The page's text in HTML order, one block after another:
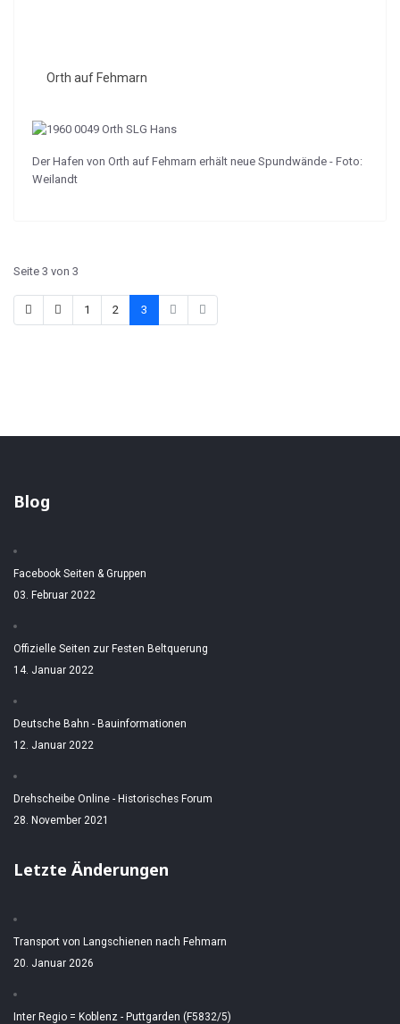
Orth auf Fehmarn
Der Hafen von Orth auf Fehmarn erhält neue Spundwände - Foto:
Weilandt
Seite 3 von 3
1 2 3
Blog
Facebook Seiten & Gruppen
03. Februar 2022
Offizielle Seiten zur Festen Beltquerung
14. Januar 2022
Deutsche Bahn - Bauinformationen
12. Januar 2022
Drehscheibe Online - Historisches Forum
28. November 2021
Letzte Änderungen
Transport von Langschienen nach Fehmarn
20. Januar 2026
Inter Regio = Koblenz - Puttgarden (F5832/5)